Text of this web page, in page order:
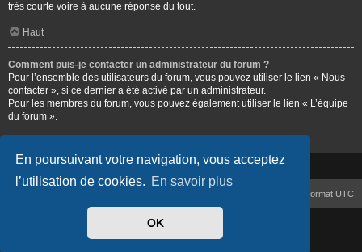
En poursuivant votre navigation, vous acceptez
l’utilisation de cookies. En savoir plus
OK
très courte voire à aucune réponse du tout.
Haut
Comment puis-je contacter un administrateur du forum ?
Pour l’ensemble des utilisateurs du forum, vous pouvez utiliser le lien « Nous
contacter », si ce dernier a été activé par un administrateur.
Pour les membres du forum, vous pouvez également utiliser le lien « L’équipe
du forum ».
Heures au format UTC
phpBB ® Forum Software © phpBB Limited
phpBB-fr.com